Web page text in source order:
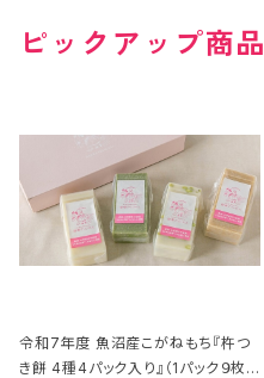
ピックアップ商品
令和7年度 魚沼産こがねもち『杵つ
き餅 4種4パック入り』（1パック９枚